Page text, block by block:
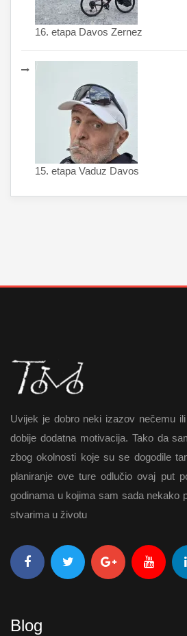
16. etapa Davos Zernez
15. etapa Vaduz Davos
Uvijek je dobro neki izazov nečemu
dobije dodatna motivacija. Tako da
zbog okolnosti koje su se dogodile
planiranje ove ture odlučio ovaj put
godinama u kojima sam sada nekako
stvarima u životu
Blog